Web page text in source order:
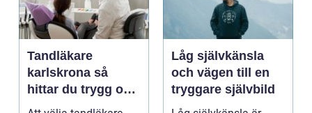
Tandläkare
karlskrona så
hittar du trygg och
långsiktig
Låg självkänsla
och vägen till en
tryggare självbild